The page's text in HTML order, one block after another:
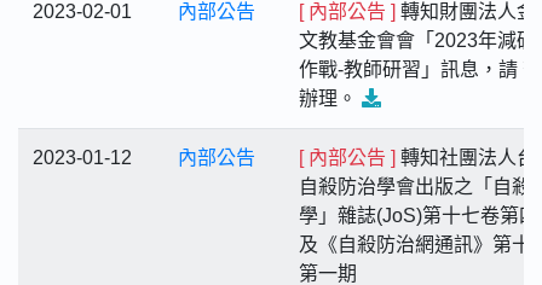
2023-02-01 內部公告 [ 內部公告 ] 轉知財團法人金
文教基金會會「2023年減碳
作戰-教師研習」訊息，請
辦理。
2023-01-12 內部公告 [ 內部公告 ] 轉知社團法人台
自殺防治學會出版之「自殺
學」雜誌(JoS)第十七卷第四
及《自殺防治網通訊》第十
第一期